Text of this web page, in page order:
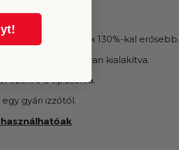
izzók
a fényerejük 130%-kal erősebb.
és fém lábakkal van kialakítva.
ezekre a típusokra.
gyári izzótól.